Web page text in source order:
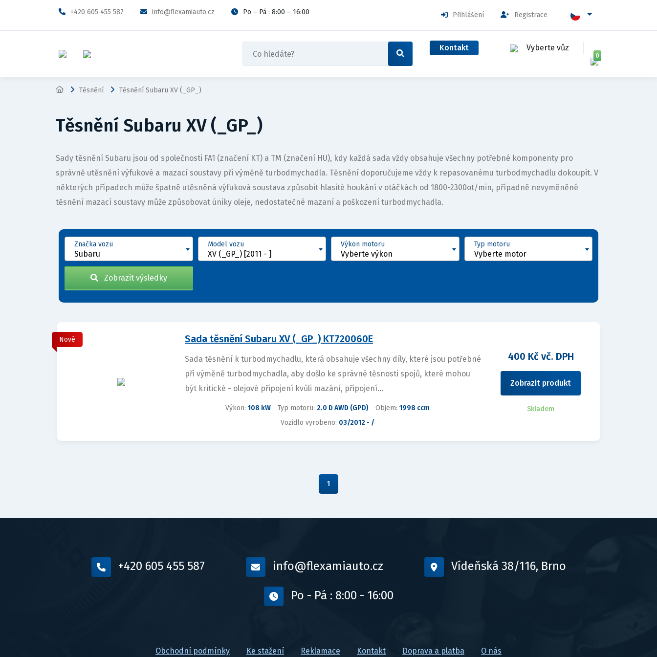
+420 605 455 587 info@flexamiauto.cz Po – Pá : 8:00 – 16:00 Přihlášení Registrace
Kontakt Vyberte vůz
0
Těsnění Těsnění Subaru XV (_GP_)
Těsnění Subaru XV (_GP_)
Sady těsnění Subaru jsou od společnosti FA1 (značení KT) a TM (značení HU), kdy každá sada vždy obsahuje všechny potřebné komponenty pro
správně utěsnění výfukové a mazací soustavy při výměně turbodmychadla. Těsnění doporučujeme vždy k repasovanému turbodmychadlu dokoupit. V
některých případech může špatně utěsněná výfuková soustava způsobit hlasité houkání v otáčkách od 1800-2300ot/min, případně nevyměněné
těsnění mazací soustavy může způsobovat úniky oleje, nedostatečné mazaní a poškození turbodmychadla.
Subaru
Značka vozu
XV (_GP_) [2011 - ]
Model vozu
Vyberte výkon
Výkon motoru
Vyberte motor
Typ motoru
Zobrazit výsledky
Nové Sada těsnění Subaru XV (_GP_) KT720060E
Sada těsnění k turbodmychadlu, která obsahuje všechny díly, které jsou potřebné
při výměně turbodmychadla, aby došlo ke správné těsnosti spojů, které mohou
být kritické - olejové připojení kvůli mazání, připojení...
Výkon: 108 kW Typ motoru: 2.0 D AWD (GPD) Objem: 1998 ccm
Vozidlo vyrobeno: 03/2012 - /
400 Kč vč. DPH
Zobrazit produkt
Skladem
1
+420 605 455 587 info@flexamiauto.cz Vídeňská 38/116, Brno
Po - Pá : 8:00 - 16:00
Obchodní podmínky Ke stažení Reklamace Kontakt Doprava a platba O nás